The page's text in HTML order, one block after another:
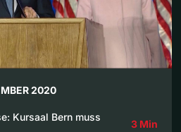
2020
Kursaal Bern muss
3 Min